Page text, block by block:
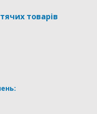
товарів